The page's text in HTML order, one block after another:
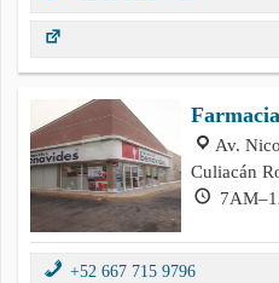
Av.
Culiacán
+52 667 715 9796